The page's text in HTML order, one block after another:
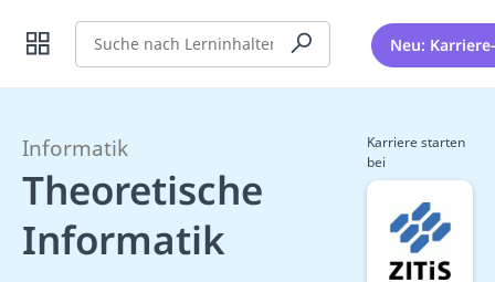
Suche Neu:
Informatik
Theoretische
Informatik
Karriere starten
bei